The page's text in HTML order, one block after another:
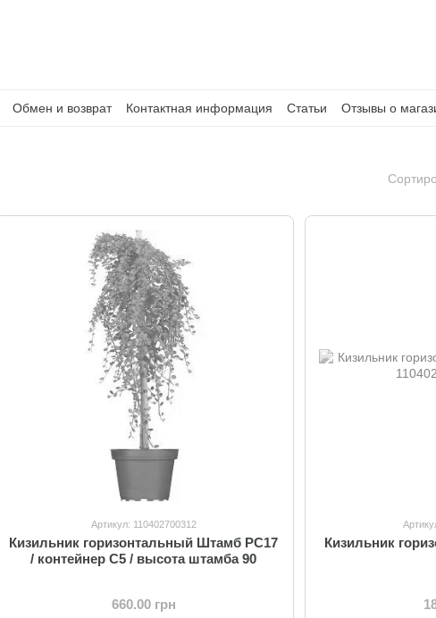
Обмен и возврат Контактная информация Статьи Отзывы о
Артикул: 110402700312
Кизильник горизонтальный Штамб PC17
/ контейнер C5 / высота штамба 90
660.00 грн
Кизильник